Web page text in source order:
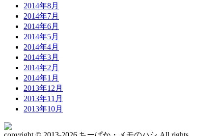
2014年8月
2014年7月
2014年6月
2014年5月
2014年4月
2014年3月
2014年2月
2014年1月
2013年12月
2013年11月
2013年10月